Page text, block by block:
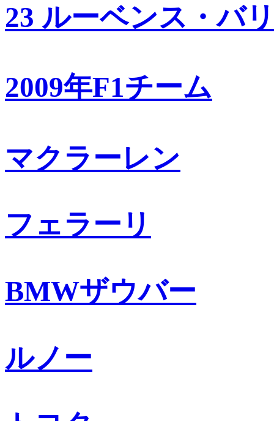
23 ルーベンス・バ
2009年F1チーム
マクラーレン
フェラーリ
BMWザウバー
ルノー